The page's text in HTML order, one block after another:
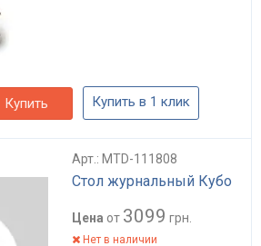
Купить Купить в 1 клик
Арт.: MTD-111808
Стол журнальный Кубо
Цена от 3099 грн.
Нет в наличии